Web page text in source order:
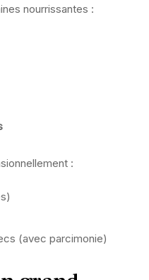
nourrissantes :
:
(avec parcimonie)